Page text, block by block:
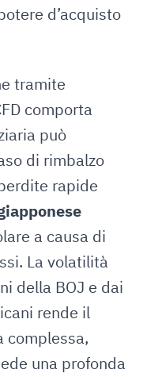
d’acquisto
tramite
comporta
può
di rimbalzo
rapide
a causa di
La volatilità
della BOJ e dai
rende il
complessa,
una profonda